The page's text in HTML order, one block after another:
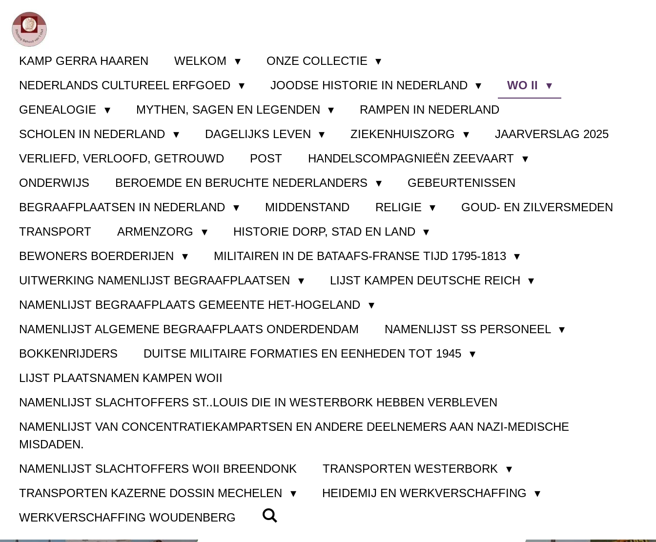
Ga
direct
naar
hoofdinhoud
KAMP GERRA HAAREN WELKOM
ONZE COLLECTIE
NEDERLANDS CULTUREEL ERFGOED
JOODSE HISTORIE IN NEDERLAND
WO II
GENEALOGIE
MYTHEN, SAGEN EN LEGENDEN
RAMPEN IN NEDERLAND
SCHOLEN IN NEDERLAND
DAGELIJKS LEVEN ZIEKENHUISZORG
JAARVERSLAG 2025
VERLIEFD, VERLOOFD, GETROUWD
POST
HANDELSCOMPAGNIEËN ZEEVAART
ONDERWIJS
BEROEMDE EN BERUCHTE NEDERLANDERS
GEBEURTENISSEN
BEGRAAFPLAATSEN IN NEDERLAND
MIDDENSTAND RELIGIE
GOUD- EN ZILVERSMEDEN
TRANSPORT
ARMENZORG
HISTORIE DORP, STAD EN LAND
BEWONERS BOERDERIJEN
MILITAIREN IN DE BATAAFS-FRANSE TIJD 1795-1813
UITWERKING NAMENLIJST BEGRAAFPLAATSEN
LIJST KAMPEN DEUTSCHE REICH
NAMENLIJST BEGRAAFPLAATS GEMEENTE HET-HOGELAND
NAMENLIJST ALGEMENE BEGRAAFPLAATS ONDERDENDAM
NAMENLIJST SS PERSONEEL
BOKKENRIJDERS
DUITSE MILITAIRE FORMATIES EN EENHEDEN TOT 1945
LIJST PLAATSNAMEN KAMPEN WOII
NAMENLIJST SLACHTOFFERS ST..LOUIS DIE IN WESTERBORK HEBBEN VERBLEVEN
NAMENLIJST VAN CONCENTRATIEKAMPARTSEN EN ANDERE DEELNEMERS AAN NAZI-MEDISCHE
MISDADEN.
NAMENLIJST SLACHTOFFERS WOII BREENDONK
TRANSPORTEN WESTERBORK
TRANSPORTEN KAZERNE DOSSIN MECHELEN
HEIDEMIJ EN WERKVERSCHAFFING
WERKVERSCHAFFING WOUDENBERG